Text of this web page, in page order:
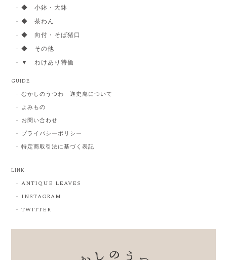
◆ 小鉢・大鉢
◆ 茶わん
◆ 向付・そば猪口
◆ その他
▼ わけあり特価
GUIDE
むかしのうつわ 迦史庵について
よみもの
お問い合わせ
プライバシーポリシー
特定商取引法に基づく表記
LINK
ANTIQUE LEAVES
INSTAGRAM
TWITTER